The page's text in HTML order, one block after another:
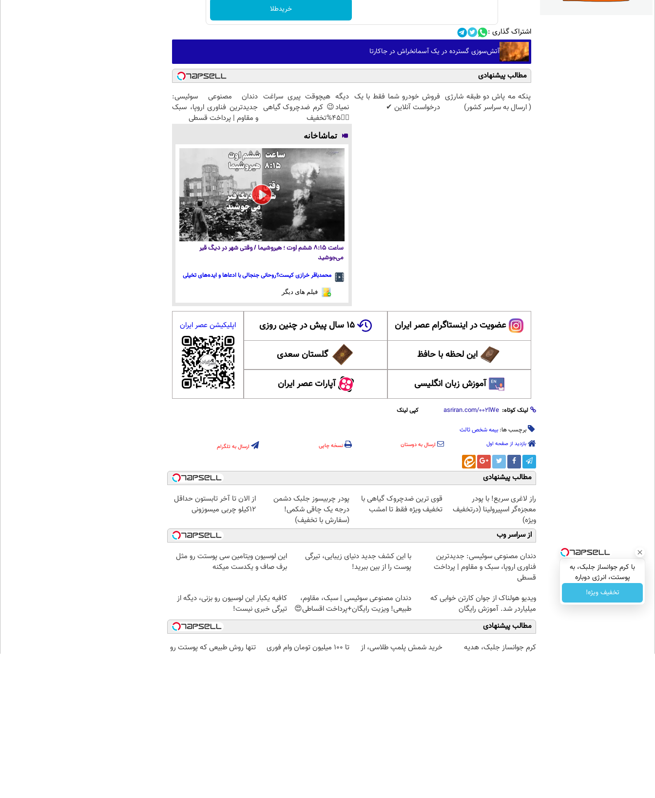
خریدطلا
اشتراک گذاری :
آتش‌سوزی گسترده در یک آسمانخراش در جاکارتا
مطالب پیشنهادی
پنکه مه پاش دو طبقه شارژی
( ارسال به سراسر کشور)
فروش خودرو شما فقط با یک
درخواست آنلاین ✔
دیگه هیچوقت پیری سراغت
نمیاد😉 کرم ضدچروک گیاهی
👈🏻45%تخفیف
دندان مصنوعی سوئیسی:
جدیدترین فناوری اروپا، سبک
و مقاوم | پرداخت قسطی
تماشاخانه
ساعت ۸:۱۵ ششم اوت ؛ هیروشیما / وقتی شهر در دیگ قیر
می‌جوشید
محمدباقر خرازی کیست؟روحانی جنجالی با ادعاها و ایده‌های تخیلی
فیلم های دیگر
عضویت در اینستاگرام عصر ایران ۱۵ سال پیش در چنین روزی
این لحظه با حافظ گلستان سعدی
آموزش زبان انگلیسی آپارات عصر ایران
اپلیکیشن عصر ایران
لینک کوتاه: کپی لینک
برچسب ها: بیمه شخص ثالث
بازدید از صفحه اول ارسال به دوستان نسخه چاپی ارسال به تلگرام
مطالب پیشنهادی
راز لاغری سریع! با پودر
معجزه‌گر اسپیرولینا (درتخفیف
ویژه)
قوی ترین ضدچروک گیاهی با
تخفیف ویژه فقط تا امشب
پودر چربیسوز جلبک دشمن
درجه یک چاقی شکمی!
(سفارش با تخفیف)
از الان تا آخر تابستون حداقل
12کیلو چربی میسوزونی
از سراسر وب
دندان مصنوعی سوئیسی: جدیدترین
فناوری اروپا، سبک و مقاوم | پرداخت
قسطی
با این کشف جدید دنیای زیبایی، تیرگی
پوست را از بین ببرید!
این لوسیون ویتامین سی پوستت رو مثل
برف صاف و یکدست میکنه
ویدیو هولناک از جوان کارتن خوابی که
میلیاردر شد. آموزش رایگان
دندان مصنوعی سوئیسی | سبک، مقاوم،
طبیعی! ویزیت رایگان+پرداخت اقساطی😍
کافیه یکبار این لوسیون رو بزنی، دیگه از
تیرگی خبری نیست!
مطالب پیشنهادی
کرم جوانساز جلبک، هدیه
خرید شمش پلمپ طلاسی، از
تا 100 میلیون تومان وام فوری
تنها روش طبیعی که پوستت رو
با کرم جوانساز جلبک، به
پوستت، انرژی دوباره
بده(تخفیف تا امشب)
تخفیف ویژه!